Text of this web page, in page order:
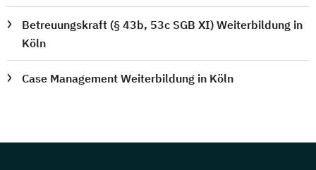
Betreuungskraft (§ 43b, 53c SGB XI) Weiterbildung in
Köln
Case Management Weiterbildung in Köln